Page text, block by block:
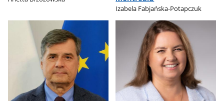
Izabela Fabjańska-Potapczuk